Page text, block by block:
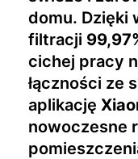
domu. Dzięki
filtracji
cichej pracy
łączności ze
aplikację
nowoczesne